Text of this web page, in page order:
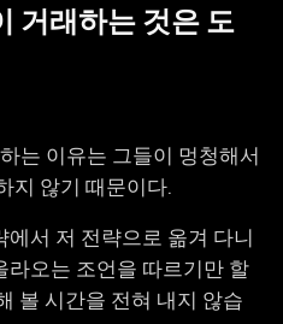
거래하는 것은 도
는 이유는 그들이 멍청해서
지 않기 때문이다.
서 저 전략으로 옮겨 다니
라오는 조언을 따르기만 할
볼 시간을 전혀 내지 않습